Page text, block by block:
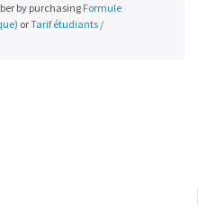
by purchasing Formule
orTarif étudiants /